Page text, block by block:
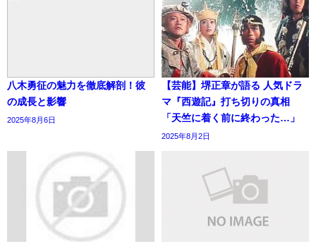
八木勇征の魅力を徹底解剖！彼
の成長と影響
2025年8月6日
【芸能】堺正章が語る 人気ドラ
マ『西遊記』打ち切りの真相
「天竺に着く前に終わった…」
2025年8月2日